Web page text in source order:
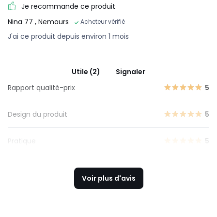
Je recommande ce produit
Nina 77 , Nemours Acheteur vérifié
J'ai ce produit depuis environ 1 mois
Utile (2)
Signaler
Rapport qualité-prix
5
Design du produit 5
Pratique 5
Voir plus d'avis